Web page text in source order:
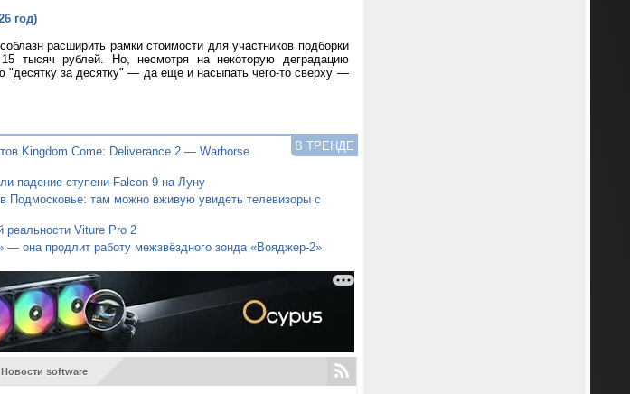
год)
расширить рамки стоимости для участников подборки
тысяч рублей. Но, несмотря на некоторую деградацию
"десятку за десятку" — да еще и насыпать чего-то сверху —
В ТРЕНДЕ
Kingdom Come: Deliverance 2 — Warhorse
падение ступени Falcon 9 на Луну
Подмосковье: там можно вживую увидеть телевизоры с
реальности Viture Pro 2
она продлит работу межзвёздного зонда «Вояджер-2»
Новости software